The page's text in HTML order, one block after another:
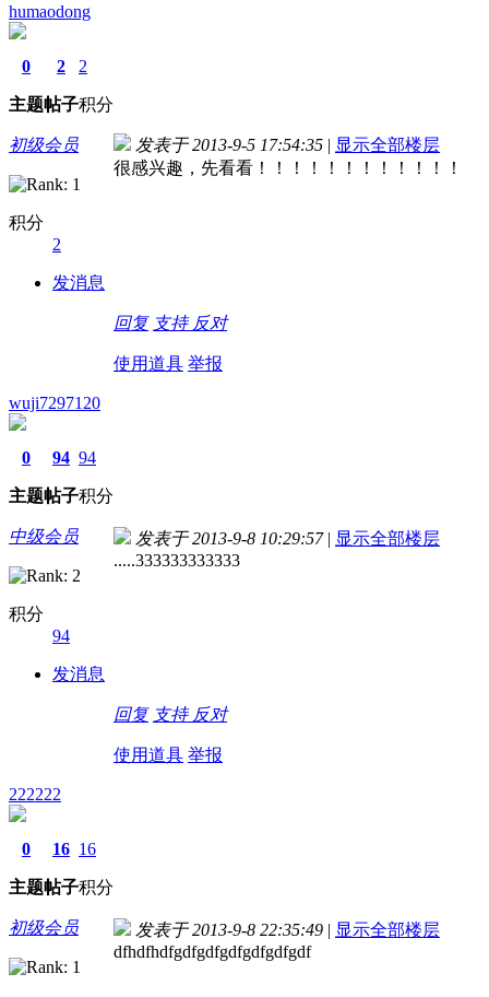
humaodong
0
主题
2
帖子
2
积分
初级会员
积分
2
发消息
发表于 2013-9-5 17:54:35 | 显示全部楼层
很感兴趣，先看看！！！！！！！！！！！！
回复 支持 反对
使用道具 举报
wuji7297120
0
主题
94
帖子
94
积分
中级会员
积分
94
发消息
发表于 2013-9-8 10:29:57 | 显示全部楼层
.....333333333333
回复 支持 反对
使用道具 举报
222222
0
主题
16
帖子
16
积分
初级会员 发表于 2013-9-8 22:35:49 | 显示全部楼层
dfhdfhdfgdfgdfgdfgdfgdfgdf